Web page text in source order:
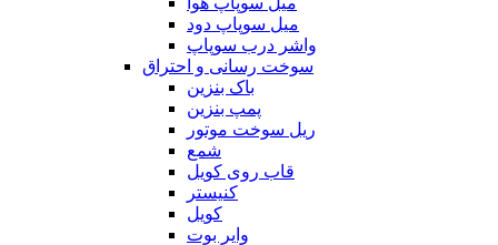
میل سوپاپ دود
واشر درب سوپاپ
سوخت رسانی و احتراق
باک بنزین
پمپ بنزین
ریل سوخت موتور
شمع
قاب روی کویل
کنیستر
کویل
وایر بوت